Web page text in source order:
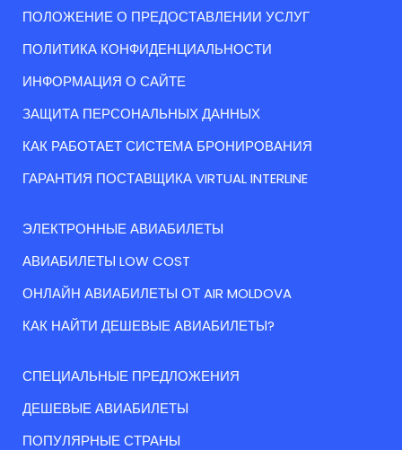
ПОЛОЖЕНИЕ О ПРЕДОСТАВЛЕНИИ УСЛУГ
ПОЛИТИКА КОНФИДЕНЦИАЛЬНОСТИ
ИНФОРМАЦИЯ О САЙТЕ
ЗАЩИТА ПЕРСОНАЛЬНЫХ ДАННЫХ
КАК РАБОТАЕТ СИСТЕМА БРОНИРОВАНИЯ
ГАРАНТИЯ ПОСТАВЩИКА VIRTUAL INTERLINE
ЭЛЕКТРОННЫЕ АВИАБИЛЕТЫ
АВИАБИЛЕТЫ LOW COST
ОНЛАЙН АВИАБИЛЕТЫ ОТ AIR MOLDOVA
КАК НАЙТИ ДЕШЕВЫЕ АВИАБИЛЕТЫ?
СПЕЦИАЛЬНЫЕ ПРЕДЛОЖЕНИЯ
ДЕШЕВЫЕ АВИАБИЛЕТЫ
ПОПУЛЯРНЫЕ СТРАНЫ